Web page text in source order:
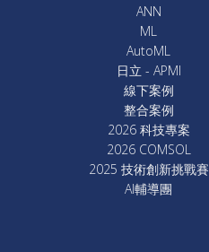
ANN
ML
AutoML
日立 - APMI
線下案例
整合案例
2026 科技專案
2026 COMSOL
2025 技術創新挑戰賽
AI輔導團